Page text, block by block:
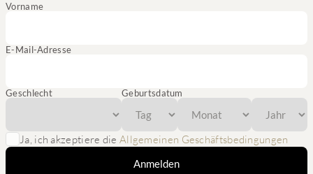
Vorname
E-Mail-Adresse
Geschlecht Geburtsdatum
Ja, ich akzeptiere die Allgemeinen Geschäftsbedingungen
Anmelden